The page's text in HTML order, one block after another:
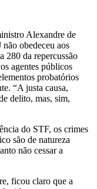
Alexandre de
obedeceu aos
280 da repercussão
agentes públicos
probatórios
“A justa causa,
delito, mas, sim,
do STF, os crimes
são de natureza
não cessar a
ficou claro que a